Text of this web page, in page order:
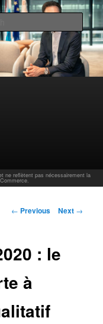
et analyses par Carlo
ne reflètent pas nécessairement la
Post navigation
← Previous Next →
: le
à